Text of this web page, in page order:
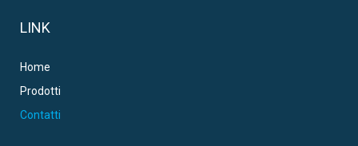
LINK
Home
Prodotti
Contatti